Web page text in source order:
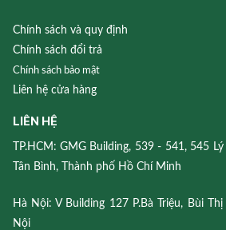
Chính sách và quy định
Chính sách đổi trả
Chính sách bảo mật
Liên hệ cửa hàng
LIÊN HỆ
TP.HCM: GMG Building, 539 - 541, 545
Tân Bình, Thành phố Hồ Chí Minh
Hà Nội: V Building 127 P.Bà Triệu, Bùi
Nội